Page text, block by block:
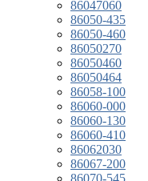
86047060
86050-435
86050-460
86050270
86050460
86050464
86058-100
86060-000
86060-130
86060-410
86062030
86067-200
86070-545